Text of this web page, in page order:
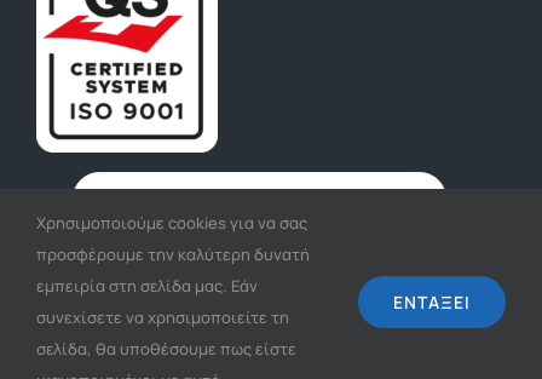
ΕΓΓΡΑΦΉ
Χρησιμοποιούμε cookies για να σας
προσφέρουμε την καλύτερη δυνατή
εμπειρία στη σελίδα μας. Εάν
συνεχίσετε να χρησιμοποιείτε τη
σελίδα, θα υποθέσουμε πως είστε
ΕΝΤΆΞΕΙ